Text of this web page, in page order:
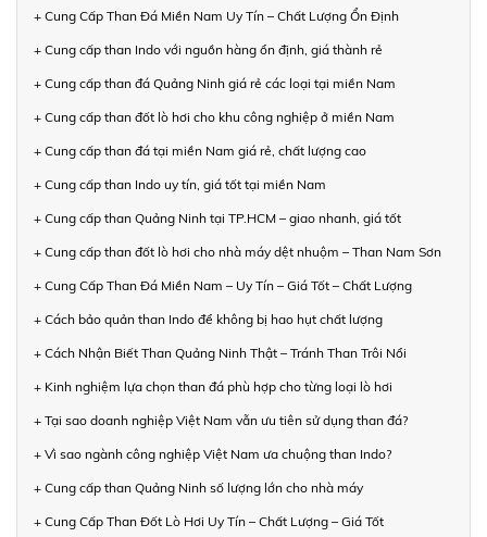
+ Cung Cấp Than Đá Miền Nam Uy Tín – Chất Lượng Ổn Định
+ Cung cấp than Indo với nguồn hàng ổn định, giá thành rẻ
+ Cung cấp than đá Quảng Ninh giá rẻ các loại tại miền Nam
+ Cung cấp than đốt lò hơi cho khu công nghiệp ở miền Nam
+ Cung cấp than đá tại miền Nam giá rẻ, chất lượng cao
+ Cung cấp than Indo uy tín, giá tốt tại miền Nam
+ Cung cấp than Quảng Ninh tại TP.HCM – giao nhanh, giá tốt
+ Cung cấp than đốt lò hơi cho nhà máy dệt nhuộm – Than Nam Sơn
+ Cung Cấp Than Đá Miền Nam – Uy Tín – Giá Tốt – Chất Lượng
+ Cách bảo quản than Indo để không bị hao hụt chất lượng
+ Cách Nhận Biết Than Quảng Ninh Thật – Tránh Than Trôi Nổi
+ Kinh nghiệm lựa chọn than đá phù hợp cho từng loại lò hơi
+ Tại sao doanh nghiệp Việt Nam vẫn ưu tiên sử dụng than đá?
+ Vì sao ngành công nghiệp Việt Nam ưa chuộng than Indo?
+ Cung cấp than Quảng Ninh số lượng lớn cho nhà máy
+ Cung Cấp Than Đốt Lò Hơi Uy Tín – Chất Lượng – Giá Tốt